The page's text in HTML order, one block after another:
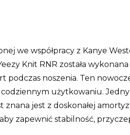
we współpracy z Kanye
Knit RNR została
noszenia. Ten
użytkowaniu.
jest z doskonałej
zapewnić stabilność,